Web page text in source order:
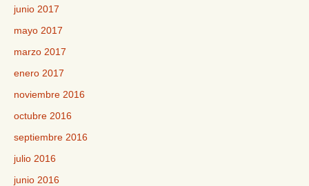
junio 2017
mayo 2017
marzo 2017
enero 2017
noviembre 2016
octubre 2016
septiembre 2016
julio 2016
junio 2016